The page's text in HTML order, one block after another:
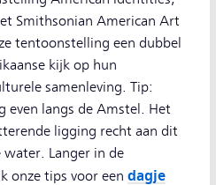
Smithsonian American Art
tentoonstelling een dubbel
kijk op hun
samenleving. Tip:
even langs de Amstel. Het
ligging recht aan dit
water. Langer in de
onze tips voor een dagje